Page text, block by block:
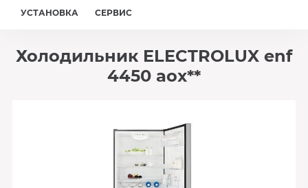
УСТАНОВКА СЕРВИС
Холодильник ELECTROLUX enf
4450 aox**